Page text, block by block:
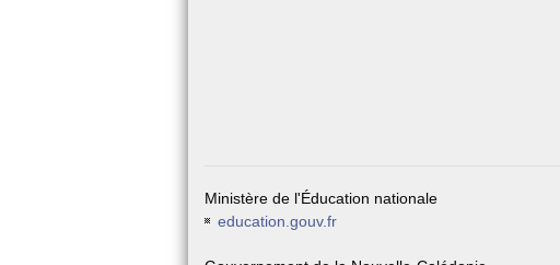
Ministère de l'Éducation nationale
education.gouv.fr